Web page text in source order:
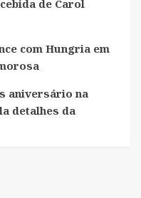
de Carol
com Hungria em
aniversário na
detalhes da